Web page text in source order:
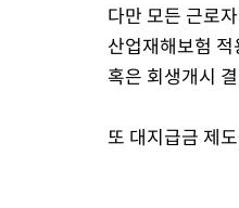
다만 모든 근로
산업재해보험
혹은 회생개시
또 대지급금 제